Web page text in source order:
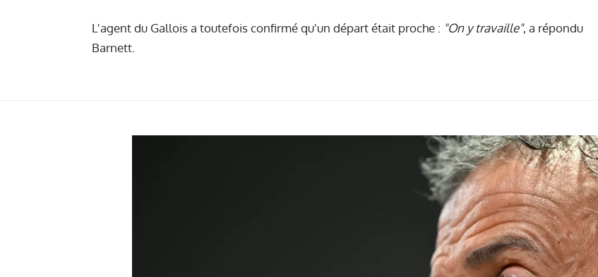
L'agent du Gallois a toutefois confirmé qu'un départ était proche : "On y travaille", a répondu
Barnett.